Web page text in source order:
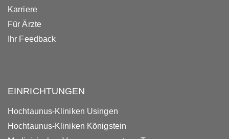
Karriere
Für Ärzte
Ihr Feedback
EINRICHTUNGEN
Hochtaunus-Kliniken Usingen
Hochtaunus-Kliniken Königstein